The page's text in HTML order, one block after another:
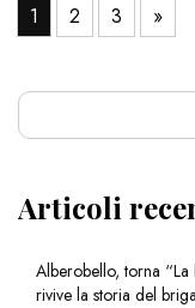
1 2 3 »
Articoli
Alberobello, torna
rivive la storia del